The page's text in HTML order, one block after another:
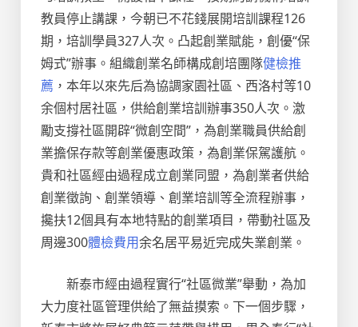
教員停止講課，今朝已不花錢展開培訓課程126
期，培訓學員327人次。凸起創業賦能，創優“保
姆式”辦事。組織創業名師構成創培團隊健檢推
薦 ，本年以來先后為協調家園社區、西洛村等10
余個村居社區，供給創業培訓辦事350人次。激
勵支撐社區開辟“微創空間”，為創業職員供給創
業擔保存款等創業優惠政策，為創業保駕護航。
貴和社區經由過程成立創業同盟，為創業者供給
創業徵詢、創業領導、創業培訓等全流程辦事，
攙扶12個具有本地特點的創業項目，帶動社區及
周邊300體檢費用余名居平易近完成失業創業。
新泰市經由過程實行“社區微業”舉動，為加
大力度社區管理供給了無益摸索。下一個步驟，